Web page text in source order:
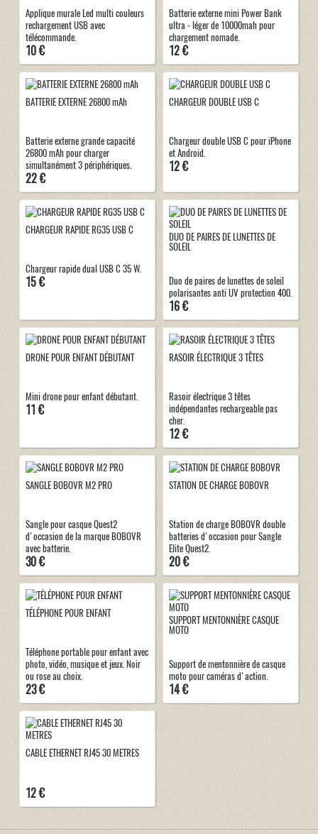
Applique murale Led multi couleurs
rechargement USB avec
télécommande.
10 €
Batterie externe mini Power Bank
ultra - léger de 10000mah pour
chargement nomade.
12 €
BATTERIE EXTERNE 26800 mAh
Batterie externe grande capacité
26800 mAh pour charger
simultanément 3 périphériques.
22 €
CHARGEUR DOUBLE USB C
Chargeur double USB C pour iPhone
et Android.
12 €
CHARGEUR RAPIDE RG35 USB C
Chargeur rapide dual USB C 35 W.
15 €
DUO DE PAIRES DE LUNETTES DE
SOLEIL
Duo de paires de lunettes de soleil
polarisantes anti UV protection 400.
16 €
DRONE POUR ENFANT DÉBUTANT
Mini drone pour enfant débutant.
11 €
RASOIR ÉLECTRIQUE 3 TÊTES
Rasoir électrique 3 têtes
indépendantes rechargeable pas
cher.
12 €
SANGLE BOBOVR M2 PRO
Sangle pour casque Quest2
d'occasion de la marque BOBOVR
avec batterie.
30 €
STATION DE CHARGE BOBOVR
Station de charge BOBOVR double
batteries d'occasion pour Sangle
Elite Quest2.
20 €
TÉLÉPHONE POUR ENFANT
Téléphone portable pour enfant avec
photo, vidéo, musique et jeux. Noir
ou rose au choix.
23 €
SUPPORT MENTONNIÈRE CASQUE
MOTO
Support de mentonnière de casque
moto pour caméras d'action.
14 €
CABLE ETHERNET RJ45 30 METRES
12 €